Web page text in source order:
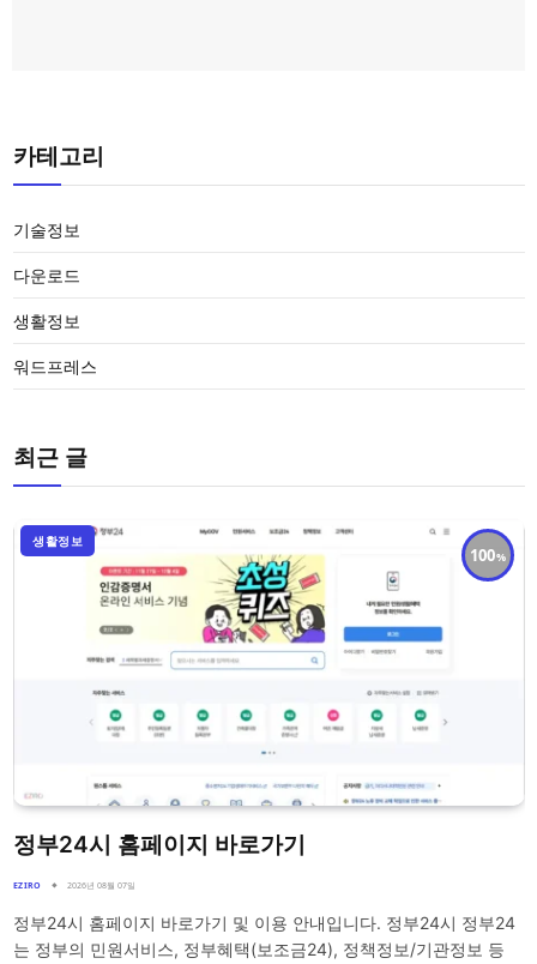
카테고리
기술정보
다운로드
생활정보
워드프레스
최근 글
100
생활정보
정부24시 홈페이지 바로가기
EZIRO 2026년 08월 07일
정부24시 홈페이지 바로가기 및 이용 안내입니다. 정부24시 정부24
는 정부의 민원서비스, 정부혜택(보조금24), 정책정보/기관정보 등